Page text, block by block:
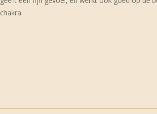
chakra.